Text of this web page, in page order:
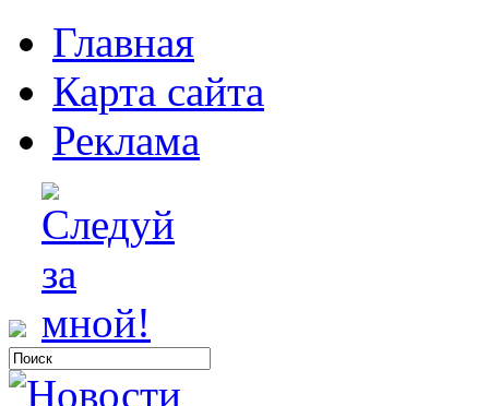
Главная
Карта сайта
Реклама